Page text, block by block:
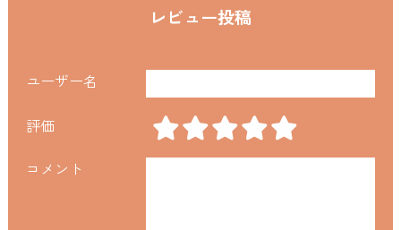
レビュー投稿
ユーザー名
評価
コメント